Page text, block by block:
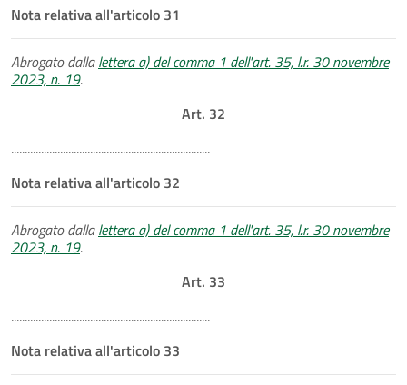
Nota relativa all'articolo 31
Abrogato dallalettera a) del comma 1 dell'art. 35, l.r. 30 novembre
2023, n. 19.
Art. 32
.........................................................................
Nota relativa all'articolo 32
Abrogato dallalettera a) del comma 1 dell'art. 35, l.r. 30 novembre
2023, n. 19.
Art. 33
.........................................................................
Nota relativa all'articolo 33